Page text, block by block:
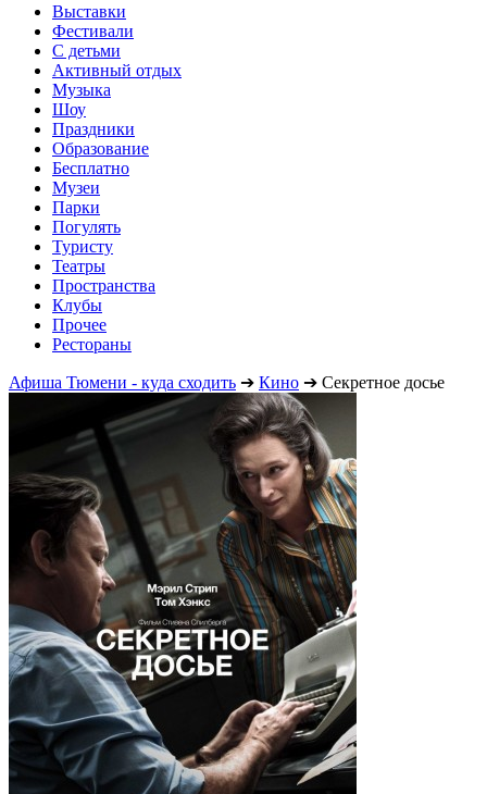
Выставки
Фестивали
С детьми
Активный отдых
Музыка
Шоу
Праздники
Образование
Бесплатно
Музеи
Парки
Погулять
Туристу
Театры
Пространства
Клубы
Прочее
Рестораны
Афиша Тюмени - куда сходить ➔ Кино ➔ Секретное досье